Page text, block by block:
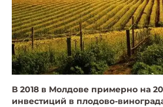
В 2018 в Молдове примерно на
инвестиций в плодово-